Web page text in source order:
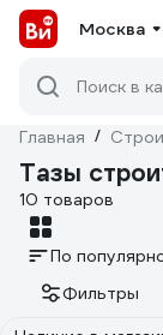
Москва
Поиск в
Главная /
Тазы
10 товаров
По
Фильтры